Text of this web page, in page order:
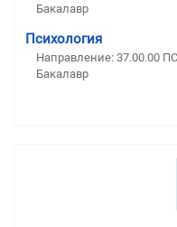
Бакалавр
Психология
Направление: 37.00.00
Бакалавр